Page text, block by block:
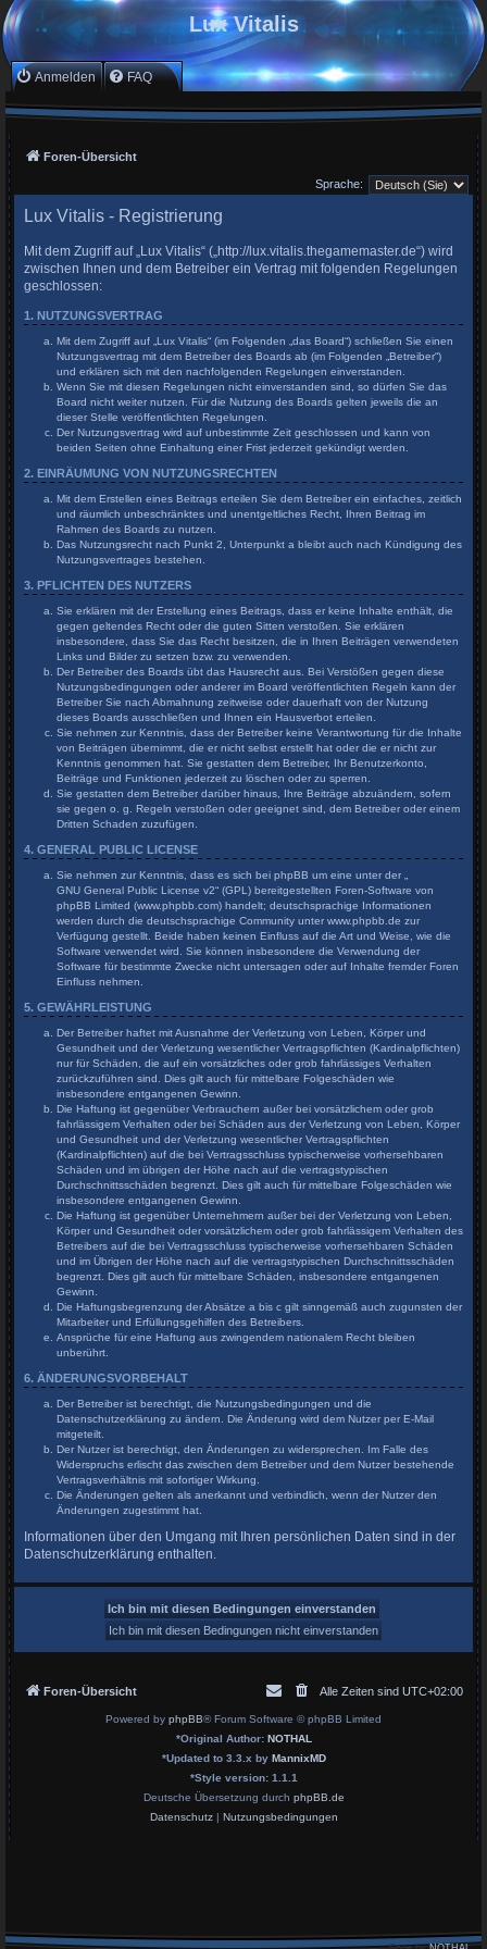
Lux Vitalis
Anmelden FAQ
Foren-Übersicht
Sprache:
Lux Vitalis - Registrierung
Mit dem Zugriff auf „Lux Vitalis“ („http://lux.vitalis.thegamemaster.de“) wird
zwischen Ihnen und dem Betreiber ein Vertrag mit folgenden Regelungen
geschlossen:
1. NUTZUNGSVERTRAG
Mit dem Zugriff auf „Lux Vitalis“ (im Folgenden „das Board“) schließen Sie einen
Nutzungsvertrag mit dem Betreiber des Boards ab (im Folgenden „Betreiber“)
und erklären sich mit den nachfolgenden Regelungen einverstanden.
Wenn Sie mit diesen Regelungen nicht einverstanden sind, so dürfen Sie das
Board nicht weiter nutzen. Für die Nutzung des Boards gelten jeweils die an
dieser Stelle veröffentlichten Regelungen.
Der Nutzungsvertrag wird auf unbestimmte Zeit geschlossen und kann von
beiden Seiten ohne Einhaltung einer Frist jederzeit gekündigt werden.
2. EINRÄUMUNG VON NUTZUNGSRECHTEN
Mit dem Erstellen eines Beitrags erteilen Sie dem Betreiber ein einfaches, zeitlich
und räumlich unbeschränktes und unentgeltliches Recht, Ihren Beitrag im
Rahmen des Boards zu nutzen.
Das Nutzungsrecht nach Punkt 2, Unterpunkt a bleibt auch nach Kündigung des
Nutzungsvertrages bestehen.
3. PFLICHTEN DES NUTZERS
Sie erklären mit der Erstellung eines Beitrags, dass er keine Inhalte enthält, die
gegen geltendes Recht oder die guten Sitten verstoßen. Sie erklären
insbesondere, dass Sie das Recht besitzen, die in Ihren Beiträgen verwendeten
Links und Bilder zu setzen bzw. zu verwenden.
Der Betreiber des Boards übt das Hausrecht aus. Bei Verstößen gegen diese
Nutzungsbedingungen oder anderer im Board veröffentlichten Regeln kann der
Betreiber Sie nach Abmahnung zeitweise oder dauerhaft von der Nutzung
dieses Boards ausschließen und Ihnen ein Hausverbot erteilen.
Sie nehmen zur Kenntnis, dass der Betreiber keine Verantwortung für die Inhalte
von Beiträgen übernimmt, die er nicht selbst erstellt hat oder die er nicht zur
Kenntnis genommen hat. Sie gestatten dem Betreiber, Ihr Benutzerkonto,
Beiträge und Funktionen jederzeit zu löschen oder zu sperren.
Sie gestatten dem Betreiber darüber hinaus, Ihre Beiträge abzuändern, sofern
sie gegen o. g. Regeln verstoßen oder geeignet sind, dem Betreiber oder einem
Dritten Schaden zuzufügen.
4. GENERAL PUBLIC LICENSE
Sie nehmen zur Kenntnis, dass es sich bei phpBB um eine unter der „
GNU General Public License v2“ (GPL) bereitgestellten Foren-Software von
phpBB Limited (www.phpbb.com) handelt; deutschsprachige Informationen
werden durch die deutschsprachige Community unter www.phpbb.de zur
Verfügung gestellt. Beide haben keinen Einfluss auf die Art und Weise, wie die
Software verwendet wird. Sie können insbesondere die Verwendung der
Software für bestimmte Zwecke nicht untersagen oder auf Inhalte fremder Foren
Einfluss nehmen.
5. GEWÄHRLEISTUNG
Der Betreiber haftet mit Ausnahme der Verletzung von Leben, Körper und
Gesundheit und der Verletzung wesentlicher Vertragspflichten (Kardinalpflichten)
nur für Schäden, die auf ein vorsätzliches oder grob fahrlässiges Verhalten
zurückzuführen sind. Dies gilt auch für mittelbare Folgeschäden wie
insbesondere entgangenen Gewinn.
Die Haftung ist gegenüber Verbrauchern außer bei vorsätzlichem oder grob
fahrlässigem Verhalten oder bei Schäden aus der Verletzung von Leben, Körper
und Gesundheit und der Verletzung wesentlicher Vertragspflichten
(Kardinalpflichten) auf die bei Vertragsschluss typischerweise vorhersehbaren
Schäden und im übrigen der Höhe nach auf die vertragstypischen
Durchschnittsschäden begrenzt. Dies gilt auch für mittelbare Folgeschäden wie
insbesondere entgangenen Gewinn.
Die Haftung ist gegenüber Unternehmern außer bei der Verletzung von Leben,
Körper und Gesundheit oder vorsätzlichem oder grob fahrlässigem Verhalten des
Betreibers auf die bei Vertragsschluss typischerweise vorhersehbaren Schäden
und im Übrigen der Höhe nach auf die vertragstypischen Durchschnittsschäden
begrenzt. Dies gilt auch für mittelbare Schäden, insbesondere entgangenen
Gewinn.
Die Haftungsbegrenzung der Absätze a bis c gilt sinngemäß auch zugunsten der
Mitarbeiter und Erfüllungsgehilfen des Betreibers.
Ansprüche für eine Haftung aus zwingendem nationalem Recht bleiben
unberührt.
6. ÄNDERUNGSVORBEHALT
Der Betreiber ist berechtigt, die Nutzungsbedingungen und die
Datenschutzerklärung zu ändern. Die Änderung wird dem Nutzer per E-Mail
mitgeteilt.
Der Nutzer ist berechtigt, den Änderungen zu widersprechen. Im Falle des
Widerspruchs erlischt das zwischen dem Betreiber und dem Nutzer bestehende
Vertragsverhältnis mit sofortiger Wirkung.
Die Änderungen gelten als anerkannt und verbindlich, wenn der Nutzer den
Änderungen zugestimmt hat.
Informationen über den Umgang mit Ihren persönlichen Daten sind in der
Datenschutzerklärung enthalten.
Foren-Übersicht Alle Zeiten sind UTC+02:00
Powered by phpBB® Forum Software © phpBB Limited
*Original Author: NOTHAL
*Updated to 3.3.x by MannixMD
*Style version: 1.1.1
Deutsche Übersetzung durch phpBB.de
Datenschutz| Nutzungsbedingungen